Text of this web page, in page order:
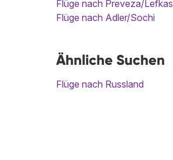
Flüge nach Preveza/Lefkas
Flüge nach Adler/Sochi
Ähnliche Suchen
Flüge nach Russland